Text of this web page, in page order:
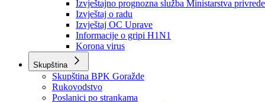
Obavještenja i izvještaji
Obavještenja Vlade
Izvještajno prognozna služba Ministarstva privrede
Izvještaj o radu
Izvještaj OC Uprave
Informacije o gripi H1N1
Korona virus
Skupština